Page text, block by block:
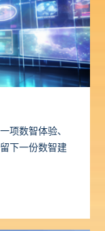
项数智体验、
下一份数智建